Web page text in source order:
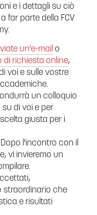
e i dettagli su ciò
far parte della FCV
un'e-mail o
di richiesta online,
voi e sulle vostre
un colloquio
di voi e per
giusta per i
Dopo l'incontro con il
vi invieremo un
straordinario che
e risultati